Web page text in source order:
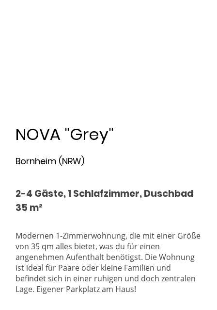
NOVA "Grey"
Bornheim (NRW)
2-4 Gäste, 1 Schlafzimmer, Duschbad
35 m²
Modernen 1-Zimmerwohnung, die mit einer Größe
von 35 qm alles bietet, was du für einen
angenehmen Aufenthalt benötigst. Die Wohnung
ist ideal für Paare oder kleine Familien und
befindet sich in einer ruhigen und doch zentralen
Lage. Eigener Parkplatz am Haus!